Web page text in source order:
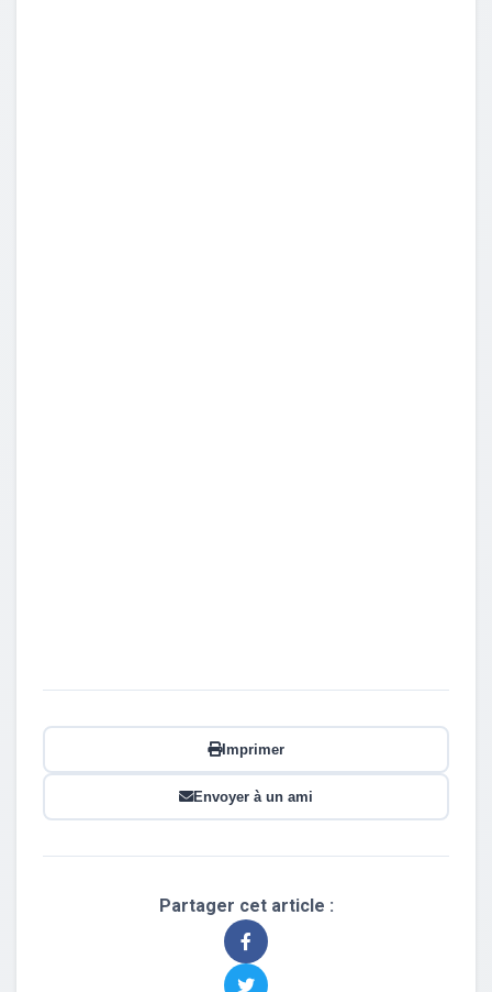
Imprimer
Envoyer à un ami
Partager cet article :